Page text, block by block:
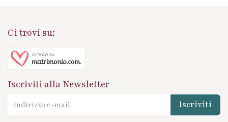
Ci trovi su:
Iscriviti alla Newsletter
Iscriviti